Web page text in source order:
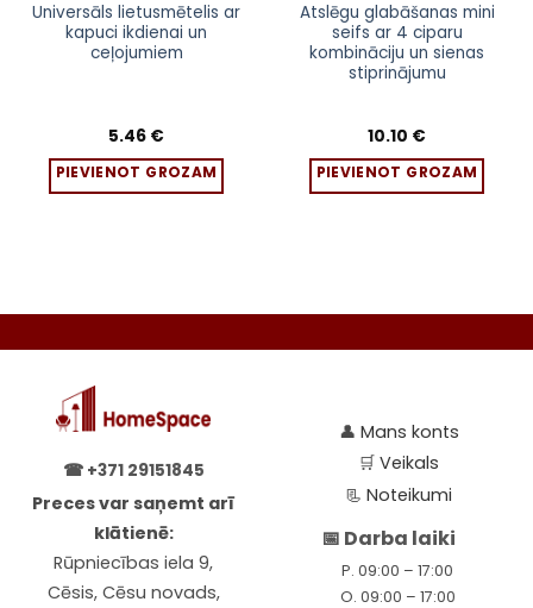
Universāls lietusmētelis ar
kapuci ikdienai un
ceļojumiem
5.46 €
PIEVIENOT GROZAM
Atslēgu glabāšanas mini
seifs ar 4 ciparu
kombināciju un sienas
stiprinājumu
10.10 €
PIEVIENOT GROZAM
☎ +371 29151845
Preces var saņemt arī
klātienē:
Rūpniecības iela 9,
Cēsis, Cēsu novads,
👤 Mans konts
🛒Veikals
📃Noteikumi
📅 Darba laiki
P. 09:00 – 17:00
O. 09:00 – 17:00